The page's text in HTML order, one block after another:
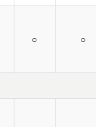
○ ○